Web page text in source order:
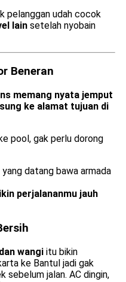
pelanggan udah cocok
lain setelah nyobain
Beneran
memang nyata jemput
ke alamat tujuan di
pool, gak perlu dorong
datang bawa armada
perjalananmu jauh
wangi itu bikin
ke Bantul jadi gak
sebelum jalan. AC dingin,